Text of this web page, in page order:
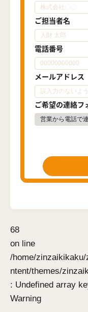
Warning
: Undefined array
/home/
ntent/themes/
on line
68
ご担当者名
電話番号
メールアドレス
ご希望の連絡フ